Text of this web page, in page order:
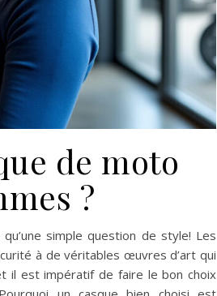
de moto
?
simple question de style! Les
à de véritables œuvres d’art qui
il est impératif de faire le bon choix